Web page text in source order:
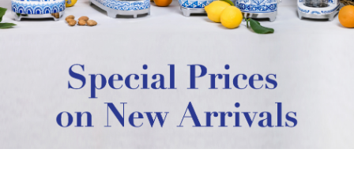
Smeg Exclusive
About Smeg